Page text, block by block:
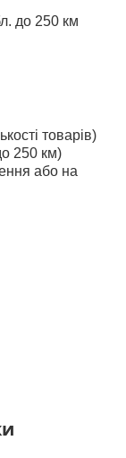
до 250 км
товарів)
250 км)
або на